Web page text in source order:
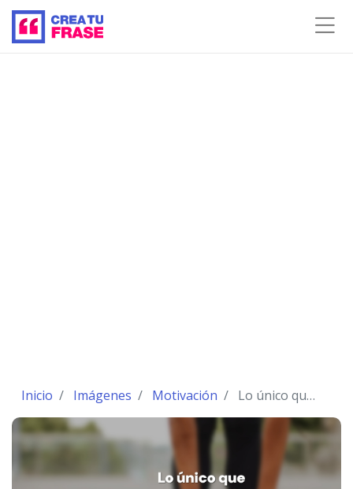
Inicio Imágenes Motivación Lo único que supera la mala suerte es el trabajo duro.